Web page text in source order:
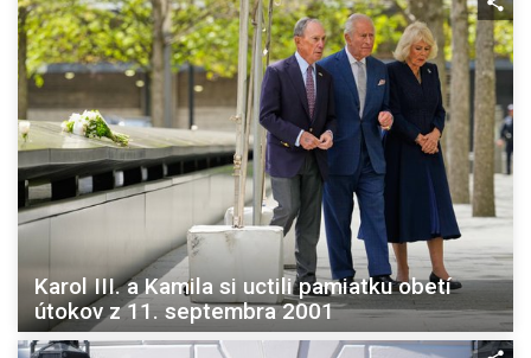
Karol III. a Kamila si uctili pamiatku obetí
útokov z 11. septembra 2001